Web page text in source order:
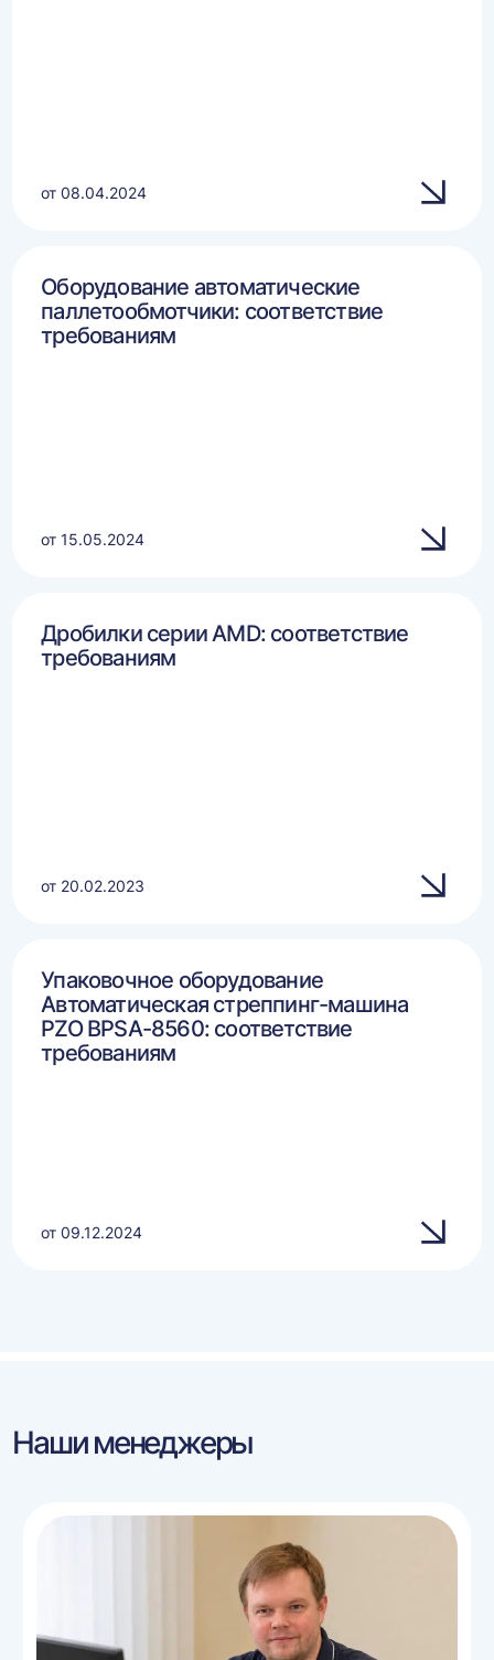
от 08.04.2024
Оборудование автоматические
паллетообмотчики: соответствие
требованиям
от 15.05.2024
Дробилки серии AMD: соответствие
требованиям
от 20.02.2023
Упаковочное оборудование
Автоматическая стреппинг-машина
PZO BPSA-8560: соответствие
требованиям
от 09.12.2024
Наши менеджеры